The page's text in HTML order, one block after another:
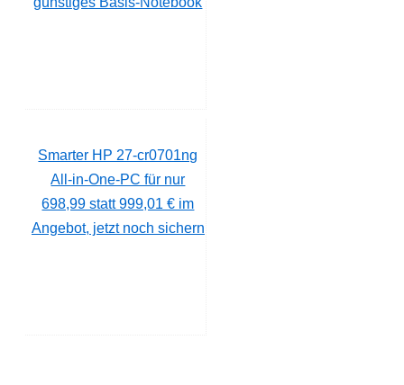
Smarter HP 27-cr0701ng
All-in-One-PC für nur
698,99 statt 999,01 € im
Angebot, jetzt noch sichern